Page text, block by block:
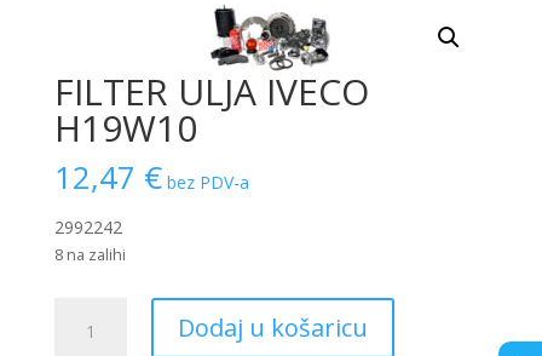
FILTER ULJA IVECO
H19W10
12,47 € bez PDV-a
2992242
8 na zalihi
Dodaj u košaricu